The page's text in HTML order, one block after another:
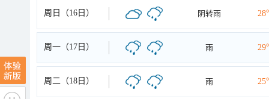
周日（16日） 阴转雨
周一（17日） 雨
周二（18日） 雨